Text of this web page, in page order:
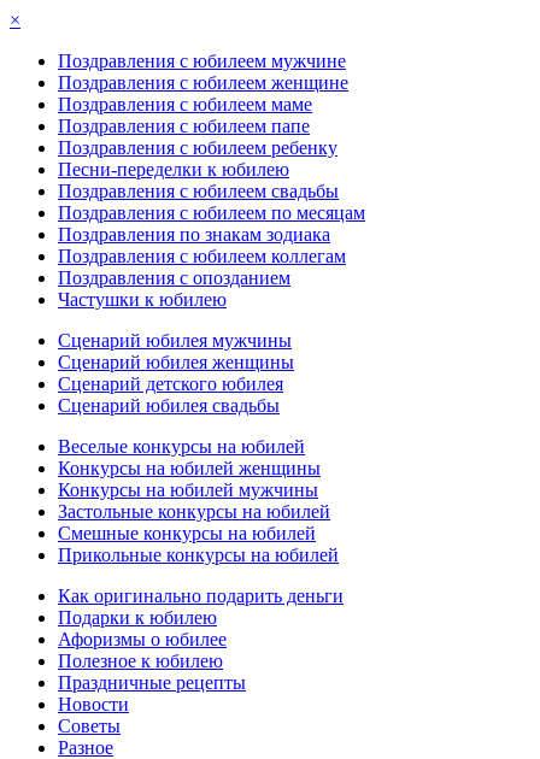
×
Поздравления с юбилеем мужчине
Поздравления с юбилеем женщине
Поздравления с юбилеем маме
Поздравления с юбилеем папе
Поздравления с юбилеем ребенку
Песни-переделки к юбилею
Поздравления с юбилеем свадьбы
Поздравления с юбилеем по месяцам
Поздравления по знакам зодиака
Поздравления с юбилеем коллегам
Поздравления с опозданием
Частушки к юбилею
Сценарий юбилея мужчины
Сценарий юбилея женщины
Сценарий детского юбилея
Сценарий юбилея свадьбы
Веселые конкурсы на юбилей
Конкурсы на юбилей женщины
Конкурсы на юбилей мужчины
Застольные конкурсы на юбилей
Смешные конкурсы на юбилей
Прикольные конкурсы на юбилей
Как оригинально подарить деньги
Подарки к юбилею
Афоризмы о юбилее
Полезное к юбилею
Праздничные рецепты
Новости
Советы
Разное